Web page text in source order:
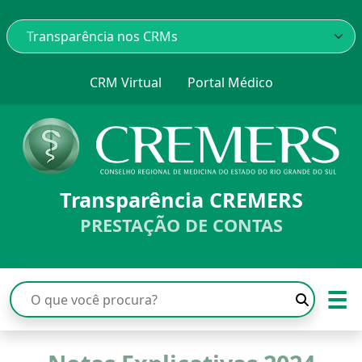
CRM Virtual Portal Médico
Transparência CREMERS
PRESTAÇÃO DE CONTAS
☰